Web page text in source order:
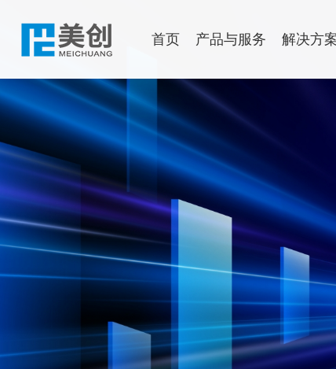
首页 产品与服务
数据安全
美创数据安全多智体
数据库保险箱
数据安全分类分级平台
数据安全综合评估系统
新一代 数据安全一体化平台
数据库加密
诺亚防勒索
访问域
数据库防水坝
灾备
数据
解决方
行业解决方案
政府解决方案
政务云
案|市政
金融解决方案
医疗解决方案
能源解决方案
物流交通解决方案
售后服务
渠道政策
了解美创
公司介绍
发展历程
企业文化
美创年刊
安全研